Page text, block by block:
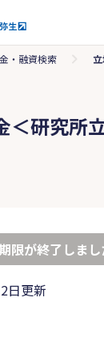
・融資検索
＜研究所
限が終了しまし
日更新